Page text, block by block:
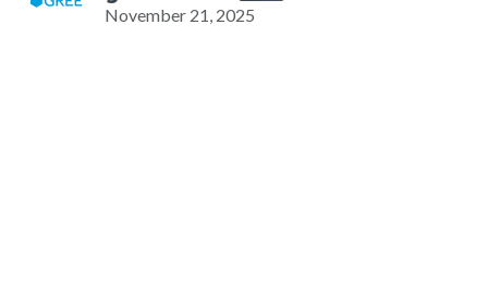
November 21, 2025